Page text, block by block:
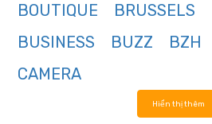
BOUTIQUE
BRUSSELS
BUSINESS
BUZZ BZH
CAMERA
Hiển thị thêm